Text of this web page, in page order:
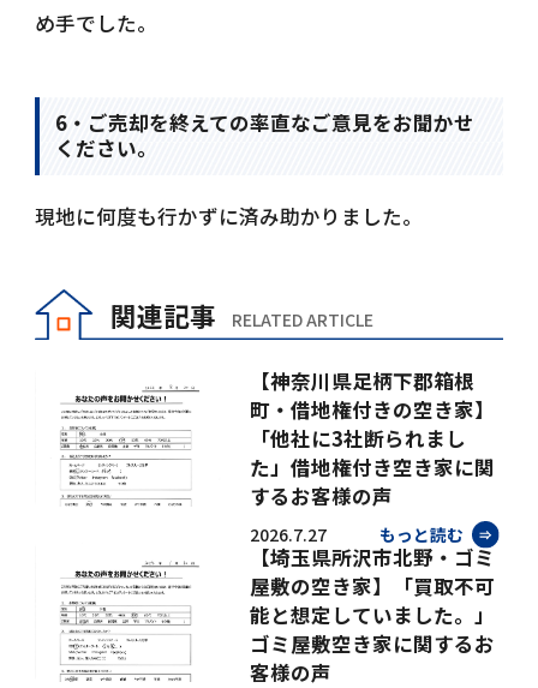
め手でした。
6・ご売却を終えての率直なご意見をお聞かせ
ください。
現地に何度も行かずに済み助かりました。
関連記事 RELATED ARTICLE
【神奈川県足柄下郡箱根
町・借地権付きの空き家】
「他社に3社断られまし
た」借地権付き空き家に関
するお客様の声
2026.7.27 もっと読む
【埼玉県所沢市北野・ゴミ
屋敷の空き家】「買取不可
能と想定していました。」
ゴミ屋敷空き家に関するお
客様の声